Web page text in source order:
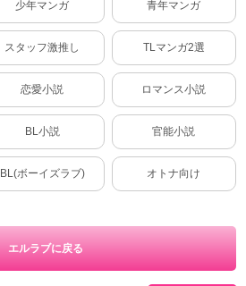
少年マンガ 青年マンガ
スタッフ激推し TLマンガ2選
恋愛小説 ロマンス小説
BL小説 官能小説
BL(ボーイズラブ) オトナ向け
エルラブに戻る